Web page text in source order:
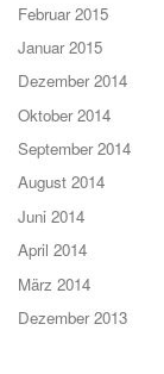
Februar 2015
Januar 2015
Dezember 2014
Oktober 2014
September 2014
August 2014
Juni 2014
April 2014
März 2014
Dezember 2013